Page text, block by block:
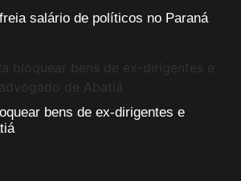
salário de políticos no Paraná
bens de ex-dirigentes e